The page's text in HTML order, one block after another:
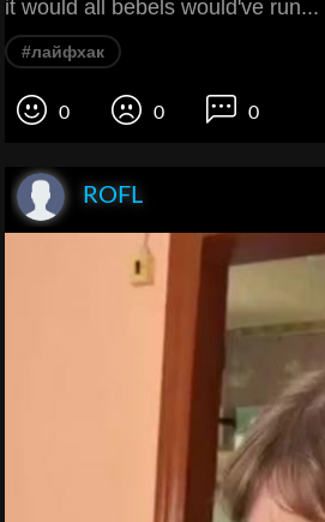
it would all bebels would've run...
#лайфхак
0 0 0
ROFL